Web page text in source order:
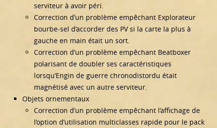
serviteur à avoir péri.
Correction d’un problème empêchant Explorateur
bourbe-sel d’accorder des PV si la carte la plus à
gauche en main était un sort.
Correction d’un problème empêchant Beatboxer
polarisant de doubler ses caractéristiques
lorsqu’Engin de guerre chronodistordu était
magnétisé avec un autre serviteur.
Objets ornementaux
Correction d’un problème empêchant l’affichage de
l’option d’utilisation multiclasses rapide pour le pack